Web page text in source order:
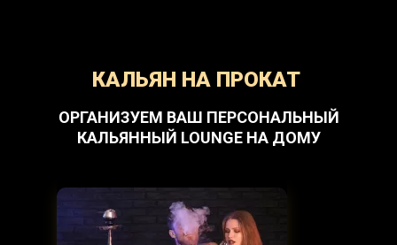
КАЛЬЯН НА ПРОКАТ
ОРГАНИЗУЕМ ВАШ ПЕРСОНАЛЬНЫЙ
КАЛЬЯННЫЙ LOUNGE НА ДОМУ